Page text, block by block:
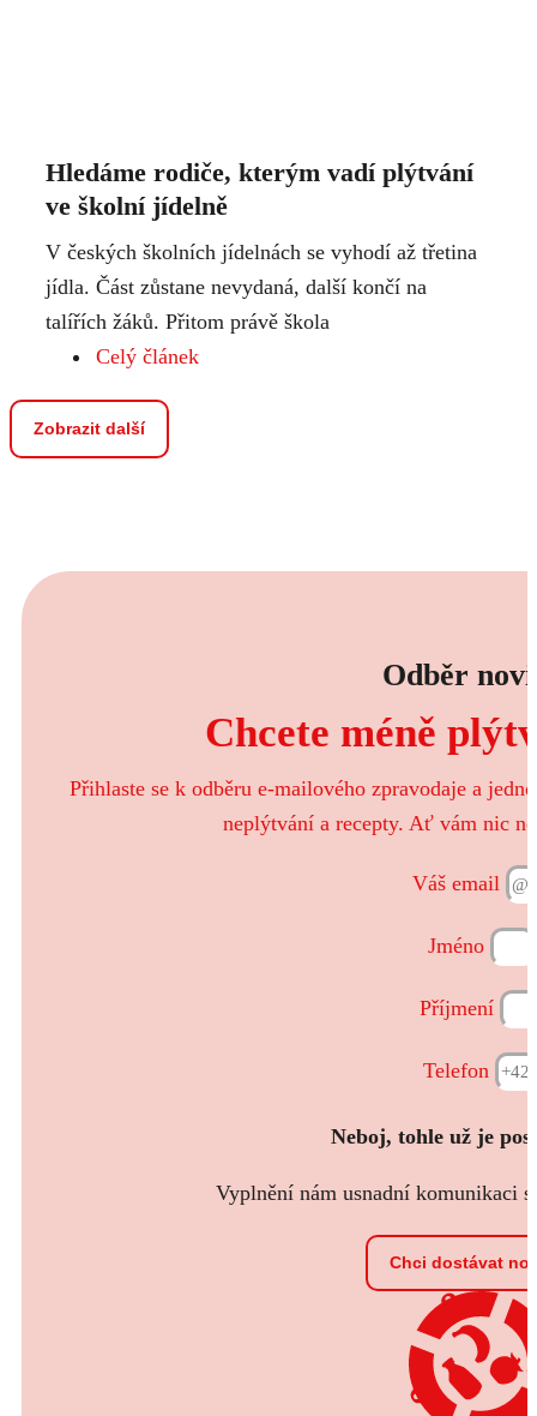
Hledáme rodiče, kterým vadí plýtvání
ve školní jídelně
V českých školních jídelnách se vyhodí až třetina
jídla. Část zůstane nevydaná, další končí na
talířích žáků. Přitom právě škola
Celý článek
Zobrazit další
Odběr
Chcete méně
Přihlaste se k odběru e-mailového zpravodaje a
neplýtvání a recepty. Ať vám nic
Váš email
Jméno
Příjmení
Telefon
Neboj, tohle už je
Vyplnění nám usnadní komunikaci
Chci dostávat